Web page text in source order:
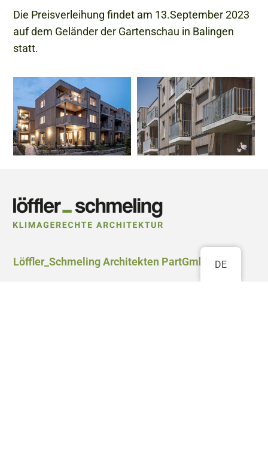
Die Preisverleihung findet am 13.September 2023
auf dem Geländer der Gartenschau in Balingen
statt.
Löffler_Schmeling Architekten PartGmbB DE